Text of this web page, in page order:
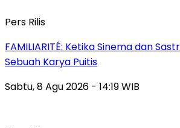
Pers Rilis
FAMILIARITÉ: Ketika Sinema dan
Sebuah Karya Puitis
Sabtu, 8 Agu 2026 - 14:19 WIB